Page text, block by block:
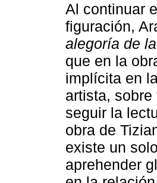
Al continuar
figuración,
alegoría de
que en la
implícita en
artista,
seguir la
obra de
existe un
aprehender